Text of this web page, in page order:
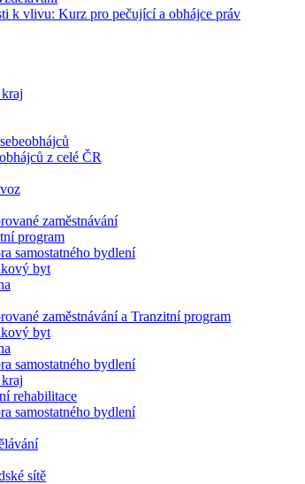
k vlivu: Kurz pro pečující a obhájce práv
z celé ČR
zaměstnávání
program
samostatného bydlení
byt
zaměstnávání a Tranzitní program
byt
samostatného bydlení
rehabilitace
samostatného bydlení
sítě